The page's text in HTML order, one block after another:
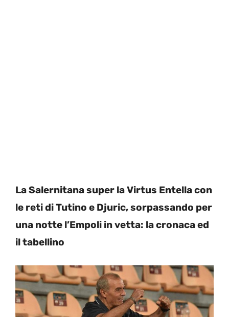
La Salernitana super la Virtus Entella con
le reti di Tutino e Djuric, sorpassando per
una notte l’Empoli in vetta: la cronaca ed
il tabellino